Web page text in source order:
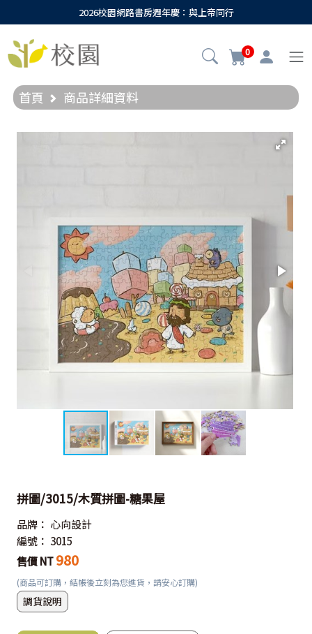
2026校園網路書房週年慶：與上帝同行
0
首頁 商品詳細資料
拼圖/3015/木質拼圖-糖果屋
品牌： 心向設計
編號： 3015
售價 NT 980
(商品可訂購，結帳後立刻為您進貨，請安心訂購)
調貨說明